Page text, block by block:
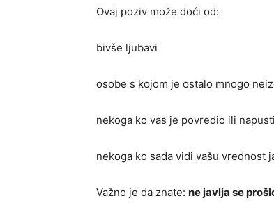
Ovaj poziv može doći od:
bivše ljubavi
osobe s kojom je ostalo mnogo
nekoga ko vas je povredio ili
nekoga ko sada vidi vašu vrednost
Važno je da znate: ne javlja se